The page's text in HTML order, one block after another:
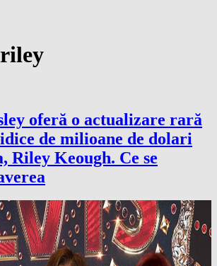
riley
oferă o actualizare rară
de milioane de dolari
Riley Keough. Ce se